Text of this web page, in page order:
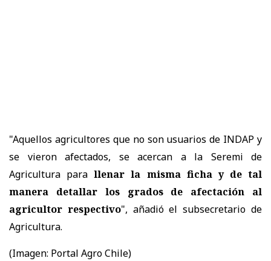
"Aquellos agricultores que no son usuarios de INDAP y
se vieron afectados, se acercan a la Seremi de
Agricultura parallenar la misma ficha y de tal
manera detallar los grados de afectación al
agricultor respectivo", añadió el subsecretario de
Agricultura.
(Imagen: Portal Agro Chile)